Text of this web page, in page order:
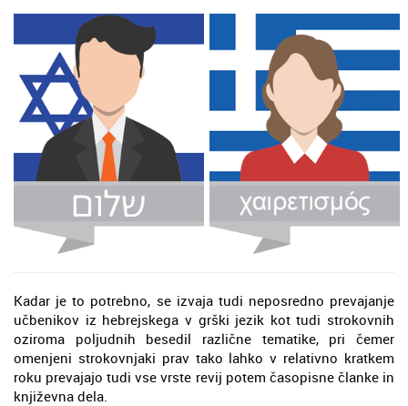
Kadar je to potrebno, se izvaja tudi neposredno prevajanje
učbenikov iz hebrejskega v grški jezik kot tudi strokovnih
oziroma poljudnih besedil različne tematike, pri čemer
omenjeni strokovnjaki prav tako lahko v relativno kratkem
roku prevajajo tudi vse vrste revij potem časopisne članke in
književna dela.